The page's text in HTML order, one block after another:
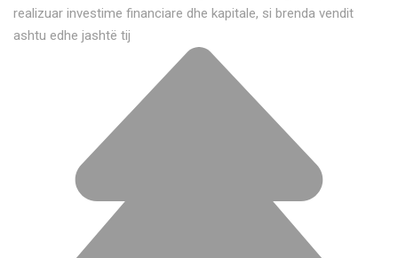
realizuar investime financiare dhe kapitale, si brenda vendit
ashtu edhe jashtë tij